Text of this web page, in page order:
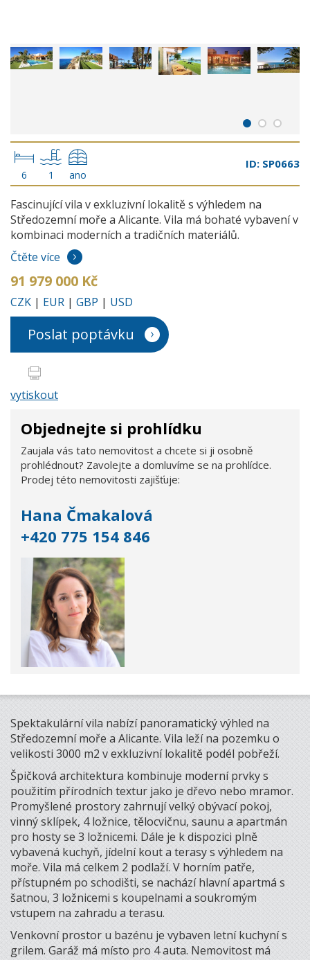
6 1 ano
ID: SP0663
Fascinující vila v exkluzivní lokalitě s výhledem na
Středozemní moře a Alicante. Vila má bohaté vybavení v
kombinaci moderních a tradičních materiálů.
Čtěte více
91 979 000 Kč
CZK | EUR | GBP | USD
Poslat poptávku
vytiskout
Objednejte si prohlídku
Zaujala vás tato nemovitost a chcete si ji osobně
prohlédnout? Zavolejte a domluvíme se na prohlídce.
Prodej této nemovitosti zajišťuje:
Hana Čmakalová
+420 775 154 846
Spektakulární vila nabízí panoramatický výhled na
Středozemní moře a Alicante. Vila leží na pozemku o
velikosti 3000 m2 v exkluzivní lokalitě podél pobřeží.
Špičková architektura kombinuje moderní prvky s
použitím přírodních textur jako je dřevo nebo mramor.
Promyšlené prostory zahrnují velký obývací pokoj,
vinný sklípek, 4 ložnice, tělocvičnu, saunu a apartmán
pro hosty se 3 ložnicemi. Dále je k dispozici plně
vybavená kuchyň, jídelní kout a terasy s výhledem na
moře. Vila má celkem 2 podlaží. V horním patře,
přístupném po schodišti, se nachází hlavní apartmá s
šatnou, 3 ložnicemi s koupelnami a soukromým
vstupem na zahradu a terasu.
Venkovní prostor u bazénu je vybaven letní kuchyní s
grilem. Garáž má místo pro 4 auta. Nemovitost má